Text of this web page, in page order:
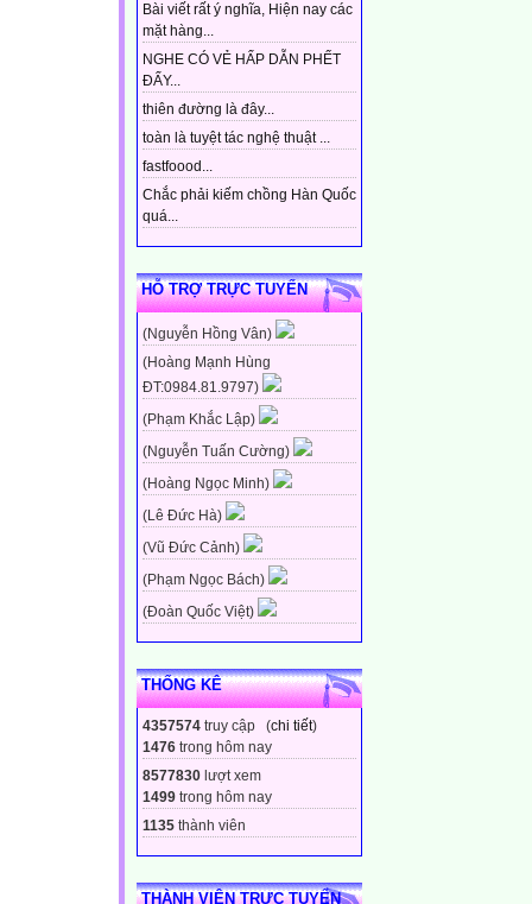
Bài viết rất ý nghĩa, Hiện nay các
mặt hàng...
NGHE CÓ VẺ HẤP DẪN PHẾT
ĐẤY...
thiên đường là đây...
toàn là tuyệt tác nghệ thuật ...
fastfoood...
Chắc phải kiếm chồng Hàn Quốc
quá...
HỖ TRỢ TRỰC TUYẾN
(Nguyễn Hồng Vân)
(Hoàng Mạnh Hùng
ĐT:0984.81.9797)
(Phạm Khắc Lập)
(Nguyễn Tuấn Cường)
(Hoàng Ngọc Minh)
(Lê Đức Hà)
(Vũ Đức Cảnh)
(Phạm Ngọc Bách)
(Đoàn Quốc Việt)
THỐNG KÊ
4357574 truy cập (chi tiết)
1476 trong hôm nay
8577830 lượt xem
1499 trong hôm nay
1135 thành viên
THÀNH VIÊN TRỰC TUYẾN